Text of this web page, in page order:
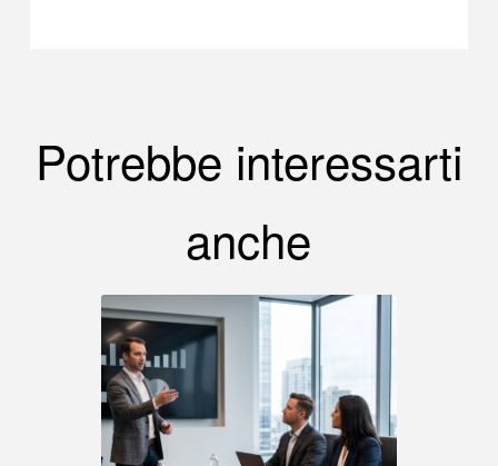
Potrebbe interessarti
anche